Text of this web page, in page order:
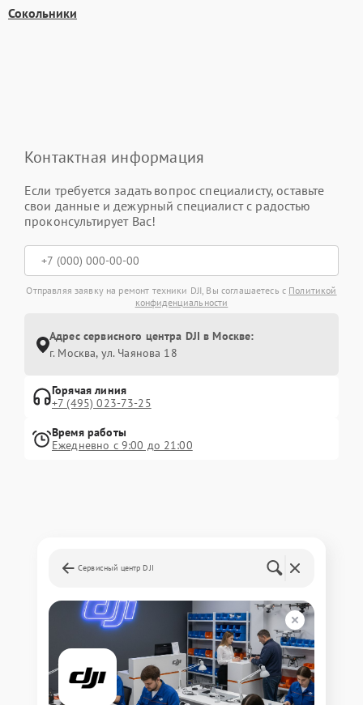
Сокольники
Контактная информация
Если требуется задать вопрос специалисту, оставьте
свои данные и дежурный специалист с радостью
проконсультирует Вас!
Отправляя заявку на ремонт техники DJI, Вы соглашаетесь с Политикой
конфиденциальности
Адрес сервисного центра DJI в Москве:
г. Москва, ул. Чаянова 18
Горячая линия
+7 (495) 023-73-25
Время работы
Ежедневно с 9:00 до 21:00
Сервисный центр DJI